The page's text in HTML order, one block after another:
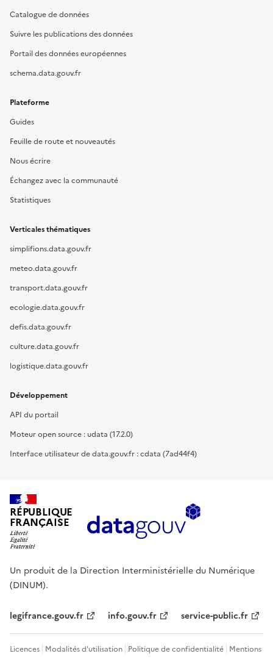
Catalogue de données
Suivre les publications des données
Portail des données européennes
schema.data.gouv.fr
Plateforme
Guides
Feuille de route et nouveautés
Nous écrire
Échangez avec la communauté
Statistiques
Verticales thématiques
simplifions.data.gouv.fr
meteo.data.gouv.fr
transport.data.gouv.fr
ecologie.data.gouv.fr
defis.data.gouv.fr
culture.data.gouv.fr
logistique.data.gouv.fr
Développement
API du portail
Moteur open source : udata (17.2.0)
Interface utilisateur de data.gouv.fr : cdata (7ad44f4)
RÉPUBLIQUE
FRANÇAISE
Un produit de la Direction Interministérielle du Numérique
(DINUM).
legifrance.gouv.fr info.gouv.fr service-public.fr
Licences Modalités d'utilisation Politique de confidentialité Mentions